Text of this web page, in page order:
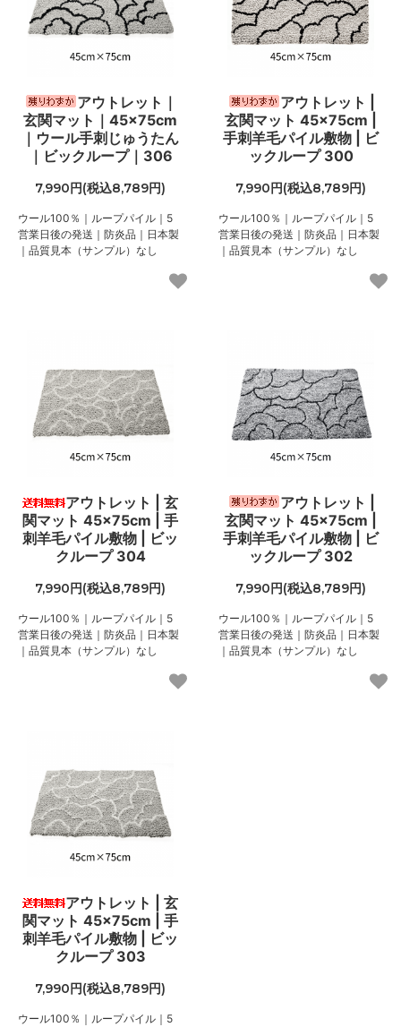
アウトレット｜
玄関マット｜45×75cm
｜ウール手刺じゅうたん
｜ビックループ｜306
7,990円(税込8,789円)
ウール100％｜ループパイル｜5
営業日後の発送｜防炎品｜日本製
｜品質見本（サンプル）なし
アウトレット |
玄関マット 45×75cm |
手刺羊毛パイル敷物 | ビ
ックループ 300
7,990円(税込8,789円)
ウール100％｜ループパイル｜5
営業日後の発送｜防炎品｜日本製
｜品質見本（サンプル）なし
アウトレット | 玄
関マット 45×75cm | 手
刺羊毛パイル敷物 | ビッ
クループ 304
7,990円(税込8,789円)
ウール100％｜ループパイル｜5
営業日後の発送｜防炎品｜日本製
｜品質見本（サンプル）なし
アウトレット |
玄関マット 45×75cm |
手刺羊毛パイル敷物 | ビ
ックループ 302
7,990円(税込8,789円)
ウール100％｜ループパイル｜5
営業日後の発送｜防炎品｜日本製
｜品質見本（サンプル）なし
アウトレット | 玄
関マット 45×75cm | 手
刺羊毛パイル敷物 | ビッ
クループ 303
7,990円(税込8,789円)
ウール100％｜ループパイル｜5